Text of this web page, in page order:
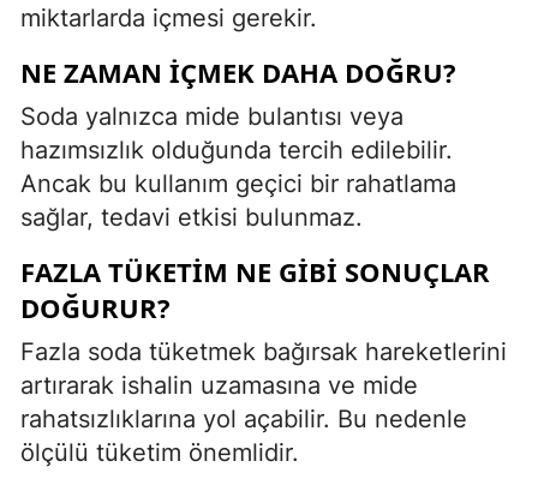
miktarlarda içmesi gerekir.
NE ZAMAN İÇMEK DAHA DOĞRU?
Soda yalnızca mide bulantısı veya
hazımsızlık olduğunda tercih edilebilir.
Ancak bu kullanım geçici bir rahatlama
sağlar, tedavi etkisi bulunmaz.
FAZLA TÜKETIM NE GIBI SONUÇLAR
DOĞURUR?
Fazla soda tüketmek bağırsak hareketlerini
artırarak ishalin uzamasına ve mide
rahatsızlıklarına yol açabilir. Bu nedenle
ölçülü tüketim önemlidir.